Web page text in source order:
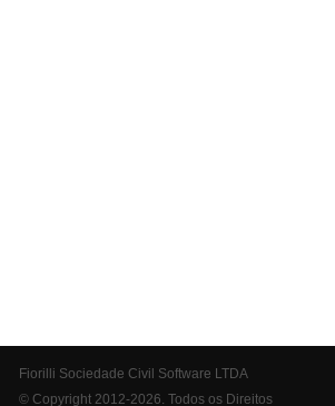
Fiorilli Sociedade Civil Software LTDA
© Copyright 2012-2026. Todos os Direitos